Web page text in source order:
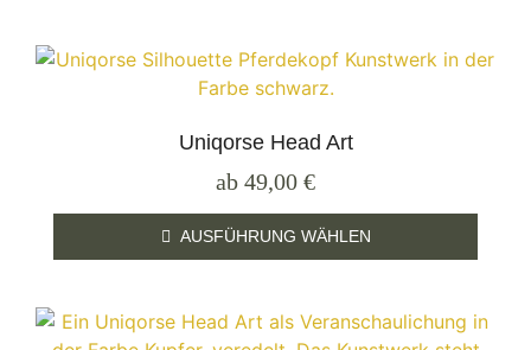
Uniqorse Head Art
ab 49,00 €
AUSFÜHRUNG WÄHLEN